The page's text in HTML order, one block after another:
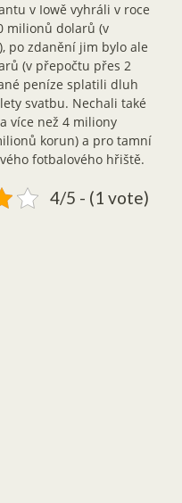
v Iowě vyhráli v roce
milionů dolarů (v
po zdanění jim bylo ale
(v přepočtu přes 2
peníze splatili dluh
svatbu. Nechali také
více než 4 miliony
korun) a pro tamní
fotbalového hřiště.
4/5 - (1 vote)